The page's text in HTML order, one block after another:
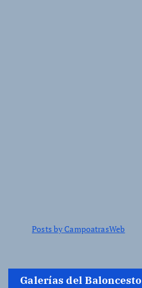
Posts by CampoatrasWeb
Galerías del Baloncesto